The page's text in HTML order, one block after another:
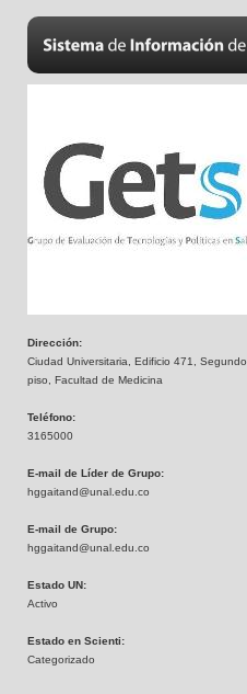
Dirección:
Ciudad Universitaria, Edificio 471, Segundo
piso, Facultad de Medicina
Teléfono:
3165000
E-mail de Líder de Grupo:
hggaitand@unal.edu.co
E-mail de Grupo:
hggaitand@unal.edu.co
Estado UN:
Activo
Estado en Scienti:
Categorizado